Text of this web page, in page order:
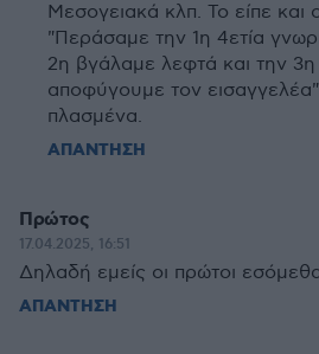
Μεσογειακά κλπ. Το είπε
"Περάσαμε την 1η 4ετία
2η βγάλαμε λεφτά και την
αποφύγουμε τον
πλασμένα.
ΑΠΑΝΤΗΣΗ
Πρώτος
17.04.2025, 16:51
Δηλαδή εμείς οι πρώτοι
ΑΠΑΝΤΗΣΗ